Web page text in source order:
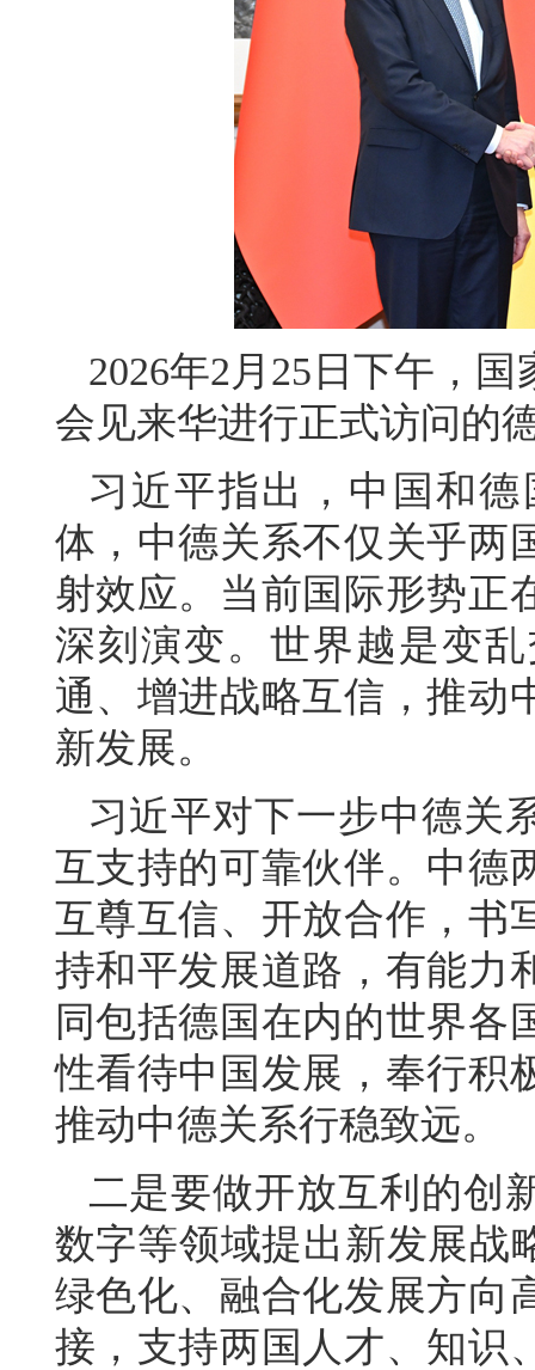
2026年2月25日下午，
会见来华进行正式访问的
习近平指出，中国和
体，中德关系不仅关乎两
射效应。当前国际形势正
深刻演变。世界越是变
通、增进战略互信，推动
新发展。
习近平对下一步中德关
互支持的可靠伙伴。中德
互尊互信、开放合作，书
持和平发展道路，有能力
同包括德国在内的世界各
性看待中国发展，奉行积
推动中德关系行稳致远。
二是要做开放互利的创
数字等领域提出新发展战
绿色化、融合化发展方向
接，支持两国人才、知识